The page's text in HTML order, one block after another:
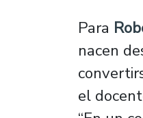
Para
nacen
el